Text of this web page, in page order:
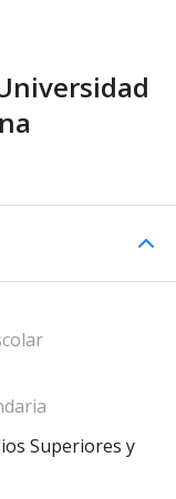
Superiores y